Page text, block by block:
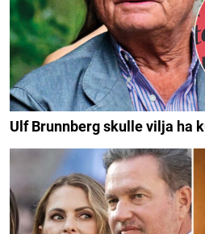
Ulf Brunnberg skulle vilja ha